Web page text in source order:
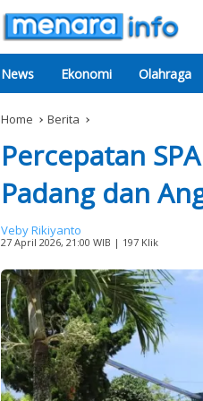
News Ekonomi Olahraga
Home Berita
Percepatan
Padang dan
Veby Rikiyanto
27 April 2026, 21:00 WIB | 197 Klik